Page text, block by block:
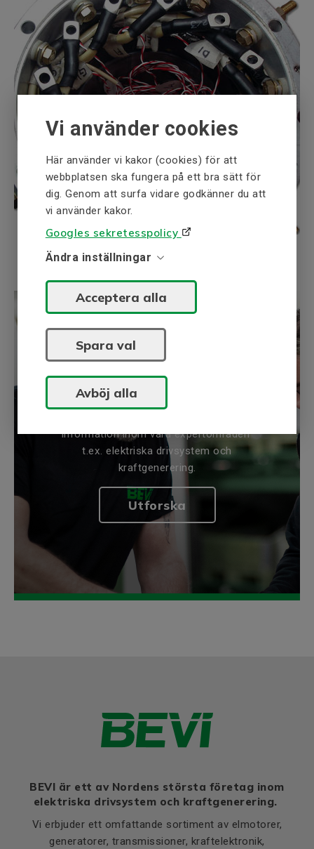
Vi använder cookies
Här använder vi kakor (cookies) för att
webbplatsen ska fungera på ett bra sätt för
dig. Genom att surfa vidare godkänner du att
vi använder kakor.
Googles sekretesspolicy
Ändra inställningar
Acceptera alla
Spara val
Avböj alla
BEVI Kunskapsbank
information inom våra expertområden
t.ex. elektriska drivsystem och
kraftgenerering.
Utforska
BEVI är ett av Nordens största företag inom
elektriska drivsystem och kraftgenerering.
Vi erbjuder ett omfattande sortiment av elmotorer,
generatorer, transmissioner, kraftelektronik,